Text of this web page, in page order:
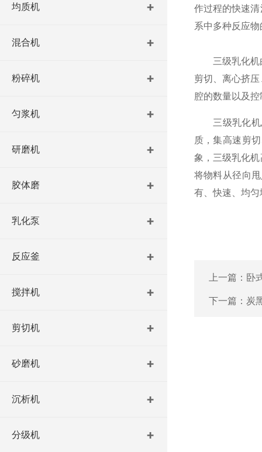
均质机
混合机
粉碎机
匀浆机
研磨机
胶体磨
乳化泵
反应釜
搅拌机
剪切机
砂磨机
沉析机
分级机
作过程的快速
系中多种反应
三级乳化机由
剪切、离心挤
腔的数量以及
三级乳化机总
质，集高速剪
象，三级乳化
将物料从径向
有、快速、均
上一篇： 卧
下一篇： 炭